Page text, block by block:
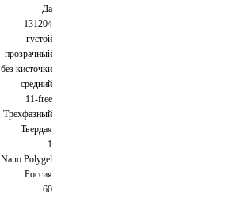
Да
131204
густой
прозрачный
без кисточки
средний
11-free
Трехфазный
Твердая
1
Nano Polygel
Россия
60